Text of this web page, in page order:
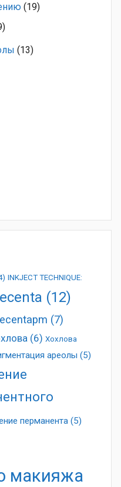
(19)
(13)
INKJECT TECHNIQUE:
(12)
(7)
(6) Хохлова
ареолы (5)
перманента (5)
макияжа